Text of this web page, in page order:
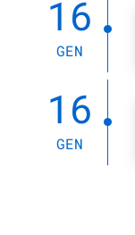
16
GEN
16
GEN